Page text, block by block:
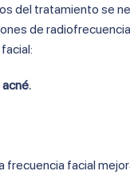
del tratamiento se
de
frecuencia facial